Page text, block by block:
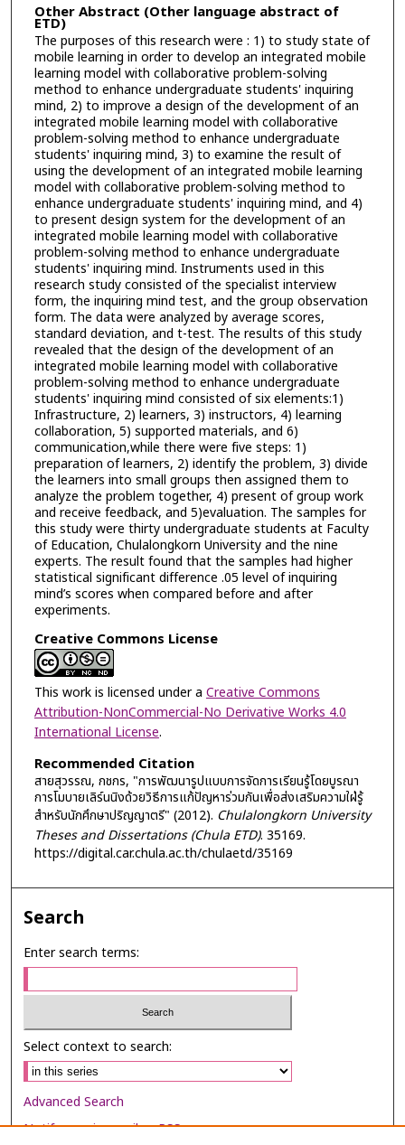
Other Abstract (Other language abstract of
ETD)
The purposes of this research were : 1) to study state of
mobile learning in order to develop an integrated mobile
learning model with collaborative problem-solving
method to enhance undergraduate students' inquiring
mind, 2) to improve a design of the development of an
integrated mobile learning model with collaborative
problem-solving method to enhance undergraduate
students' inquiring mind, 3) to examine the result of
using the development of an integrated mobile learning
model with collaborative problem-solving method to
enhance undergraduate students' inquiring mind, and 4)
to present design system for the development of an
integrated mobile learning model with collaborative
problem-solving method to enhance undergraduate
students' inquiring mind. Instruments used in this
research study consisted of the specialist interview
form, the inquiring mind test, and the group observation
form. The data were analyzed by average scores,
standard deviation, and t-test. The results of this study
revealed that the design of the development of an
integrated mobile learning model with collaborative
problem-solving method to enhance undergraduate
students' inquiring mind consisted of six elements:1)
Infrastructure, 2) learners, 3) instructors, 4) learning
collaboration, 5) supported materials, and 6)
communication,while there were five steps: 1)
preparation of learners, 2) identify the problem, 3) divide
the learners into small groups then assigned them to
analyze the problem together, 4) present of group work
and receive feedback, and 5)evaluation. The samples for
this study were thirty undergraduate students at Faculty
of Education, Chulalongkorn University and the nine
experts. The result found that the samples had higher
statistical significant difference .05 level of inquiring
mind’s scores when compared before and after
experiments.
Creative Commons License
This work is licensed under a Creative Commons
Attribution-NonCommercial-No Derivative Works 4.0
International License.
Recommended Citation
สายสุวรรณ, กชกร, "การพัฒนารูปแบบการจัดการเรียนรู้โดยบูรณา
การโมบายเลิร์นนิงด้วยวิธีการแก้ปัญหาร่วมกันเพื่อส่งเสริมความใฝ่รู้
สำหรับนักศึกษาปริญญาตรี" (2012). Chulalongkorn University
Theses and Dissertations (Chula ETD). 35169.
https://digital.car.chula.ac.th/chulaetd/35169
Search
Enter search terms:
Select context to search:
Advanced Search
Notify me via email orRSS